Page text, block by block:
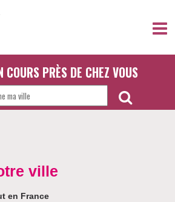
COURS PRÈS DE CHEZ VOUS
ville
en France